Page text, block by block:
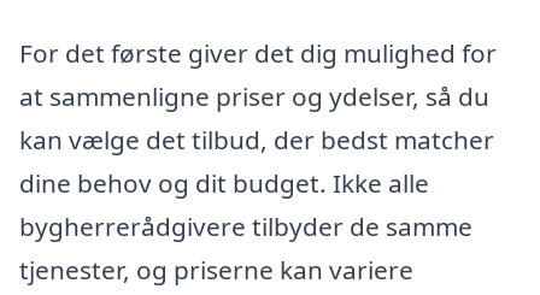
For det første giver det dig mulighed for
at sammenligne priser og ydelser, så du
kan vælge det tilbud, der bedst matcher
dine behov og dit budget. Ikke alle
bygherrerådgivere tilbyder de samme
tjenester, og priserne kan variere